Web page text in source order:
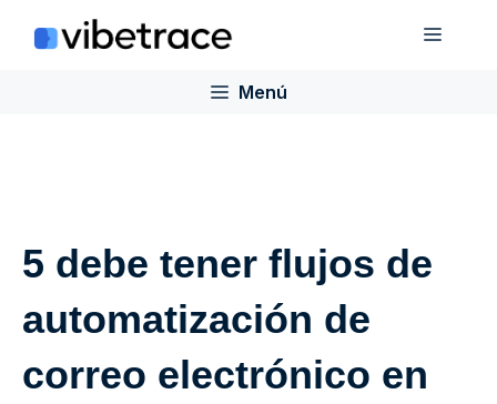
Menú
Menú
5 debe tener flujos de
automatización de
correo electrónico en